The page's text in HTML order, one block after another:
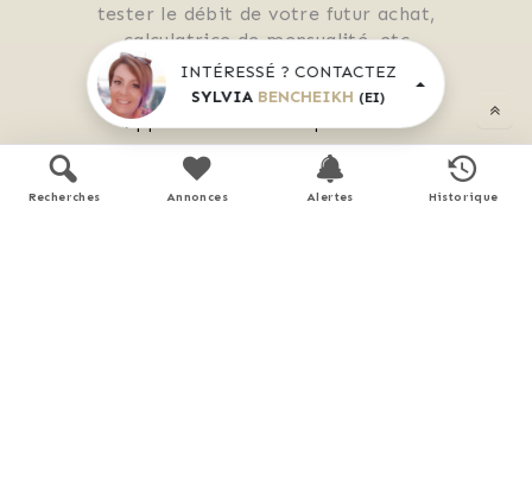
tester le débit de votre futur achat,
calculatrice de mensualité, etc.
Application mobile disponible sur
APP STORE GOOGLE PLAY
INTÉRESSÉ ? CONTACTEZ
SYLVIA BENCHEIKH (EI)
Recherches Annonces Alertes Historique